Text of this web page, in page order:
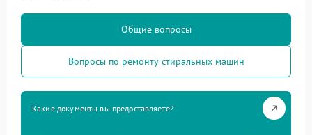
Общие вопросы
Вопросы по ремонту стиральных машин
Какие документы вы предоставляете?